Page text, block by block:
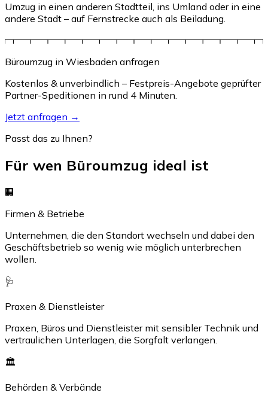
Umzug in einen anderen Stadtteil, ins Umland oder in eine
andere Stadt – auf Fernstrecke auch als Beiladung.
Büroumzug in Wiesbaden anfragen
Kostenlos & unverbindlich – Festpreis-Angebote geprüfter
Partner-Speditionen in rund 4 Minuten.
Jetzt anfragen →
Passt das zu Ihnen?
Für wen Büroumzug ideal ist
🏢
Firmen & Betriebe
Unternehmen, die den Standort wechseln und dabei den
Geschäftsbetrieb so wenig wie möglich unterbrechen
wollen.
🩺
Praxen & Dienstleister
Praxen, Büros und Dienstleister mit sensibler Technik und
vertraulichen Unterlagen, die Sorgfalt verlangen.
🏛️
Behörden & Verbände